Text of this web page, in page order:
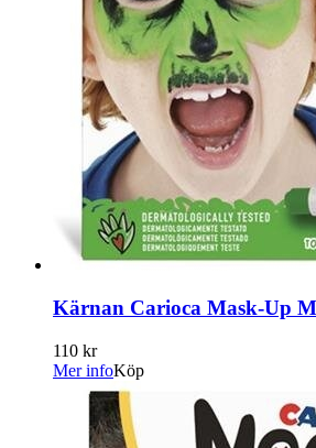
Kärnan Carioca Mask-Up
110 kr
Mer infoKöp